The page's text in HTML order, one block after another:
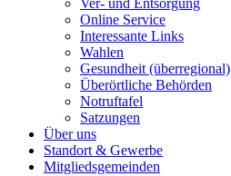
Ver- und Entsorgung
Online Service
Interessante Links
Wahlen
Gesundheit (überregional)
Überörtliche Behörden
Notruftafel
Satzungen
Über uns
Standort & Gewerbe
Mitgliedsgemeinden